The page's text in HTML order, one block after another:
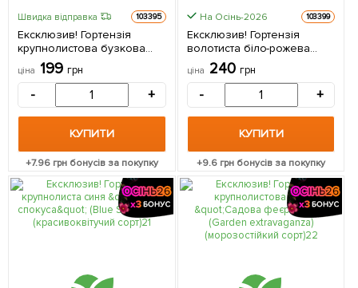
Швидка відправка 103395
Ексклюзив! Гортензія
крупнолистова бузкова
"Секретний Талісман"
(Secret Talisman)
(красивоквітучий сорт) 1
саджанець в упаковці
ціна 199 грн
- +
КУПИТИ
+7.96 грн бонусів за покупку
На Осінь-2026 103399
Ексклюзив! Гортензія
волотиста біло-рожева
"Любовна історія" (Love
Story) (рясно квітучий сорт)
1 саджанець в упаковці
ціна 240 грн
- +
КУПИТИ
+9.6 грн бонусів за покупку